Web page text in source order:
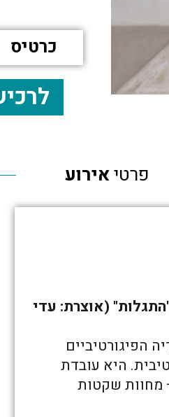
כרטיס
פרטיאירוע
(אוצרת: עדי
הפיגורטיביים
היא עובדת
מחוות שקטות